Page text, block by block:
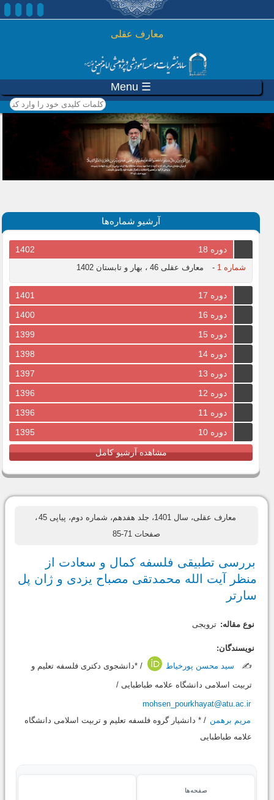
رفتن به محتوای اصلی
معارف عقلی
☰ Menu
کلمات کلیدی خود را وارد
کنید
آرشیو شماره‌ها
دوره 18 1402
شماره 1 - معارف عقلی 46 ، بهار و تابستان 1402
دوره 17
1401
دوره 16
1400
دوره 15
1399
دوره 14
1398
دوره 13
1397
دوره 12
1396
دوره 11
1396
دوره 10
1395
مشاهده آرشیو کامل
معارف عقلی، سال 1401، جلد هفدهم، شماره دوم، پیاپی 45
،
صفحات 71-85
بررسی تطبیقی فلسفه کمال و سعادت از
منظر آیت الله محمدتقی مصباح یزدی و ژان پل
سارتر
نوع مقاله: ترویجی
نویسندگان:
✍️
سید محسن پورخیاط / *دانشجوی دکتری فلسفه تعلیم و
تربیت اسلامی دانشگاه علامه طباطبایی /
mohsen_pourkhayat@atu.ac.ir
مریم برهمن / * دانشیار گروه فلسفه تعلیم و تربیت اسلامی دانشگاه
علامه طباطبایی
صفحه‌ها